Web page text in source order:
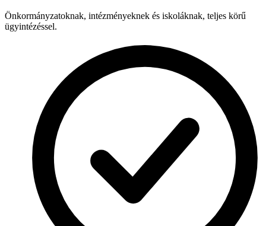
Önkormányzatoknak, intézményeknek és iskoláknak, teljes körű
ügyintézéssel.